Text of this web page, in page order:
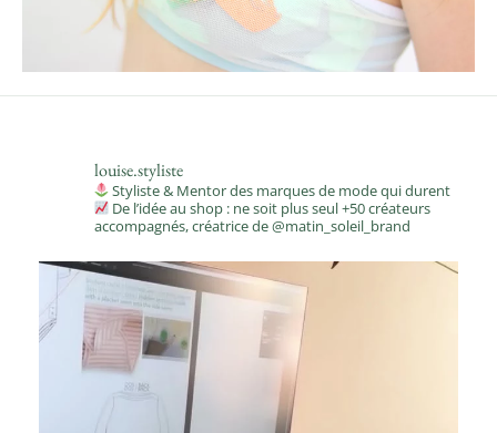
louise.styliste
Styliste & Mentor des marques de mode qui durent
De l’idée au shop : ne soit plus seul+50 créateurs
accompagnés, créatrice de @matin_soleil_brand